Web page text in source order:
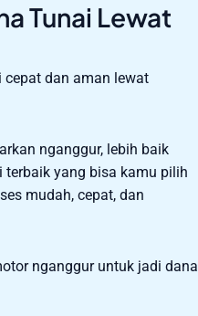
Tunai Lewat
cepat dan aman lewat
nganggur, lebih baik
yang bisa kamu pilih
mudah, cepat, dan
nganggur untuk jadi dana